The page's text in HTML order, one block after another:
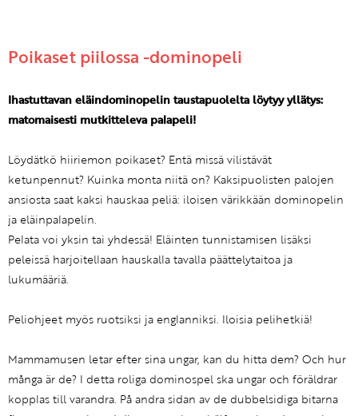
Poikaset piilossa -dominopeli
Ihastuttavan eläindominopelin taustapuolelta löytyy yllätys:
matomaisesti mutkitteleva palapeli!
Löydätkö hiiriemon poikaset? Entä missä vilistävät
ketunpennut? Kuinka monta niitä on? Kaksipuolisten palojen
ansiosta saat kaksi hauskaa peliä: iloisen värikkään dominopelin
ja eläinpalapelin.
Pelata voi yksin tai yhdessä! Eläinten tunnistamisen lisäksi
peleissä harjoitellaan hauskalla tavalla päättelytaitoa ja
lukumääriä.
Peliohjeet myös ruotsiksi ja englanniksi. Iloisia pelihetkiä!
Mammamusen letar efter sina ungar, kan du hitta dem? Och hur
många är de? I detta roliga dominospel ska ungar och föräldrar
kopplas till varandra. På andra sidan av de dubbelsidiga bitarna